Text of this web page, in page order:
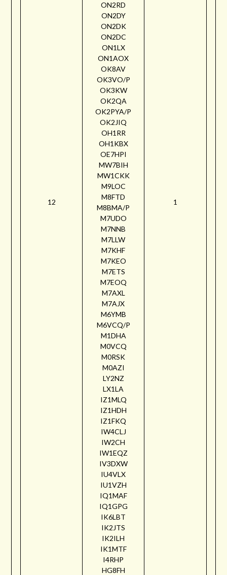
12
ON2RD
ON2DY
ON2DK
ON2DC
ON1LX
ON1AOX
OK8AV
OK3VO/P
OK3KW
OK2QA
OK2PYA/P
OK2JIQ
OH1RR
OH1KBX
OE7HPI
MW7BIH
MW1CKK
M9LOC
M8FTD
M8BMA/P
M7UDO
M7NNB
M7LLW
M7KHF
M7KEO
M7ETS
M7EOQ
M7AXL
M7AJX
M6YMB
M6VCQ/P
M1DHA
M0VCQ
M0RSK
M0AZI
LY2NZ
LX1LA
IZ1MLQ
IZ1HDH
IZ1FKQ
IW4CLJ
IW2CH
IW1EQZ
IV3DXW
IU4VLX
IU1VZH
IQ1MAF
IQ1GPG
IK6LBT
IK2JTS
IK2ILH
IK1MTF
I4RHP
HG8FH
1